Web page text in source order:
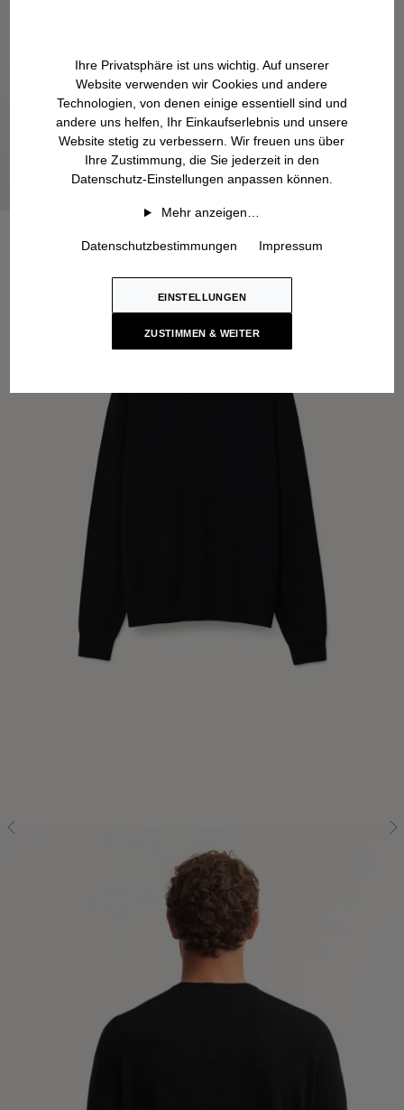
Ihre Privatsphäre ist uns wichtig. Auf unserer
Website verwenden wir Cookies und andere
Technologien, von denen einige essentiell sind und
andere uns helfen, Ihr Einkaufserlebnis und unsere
Website stetig zu verbessern. Wir freuen uns über
Ihre Zustimmung, die Sie jederzeit in den
Datenschutz-Einstellungen anpassen können.
Mehr anzeigen…
Datenschutzbestimmungen Impressum
EINSTELLUNGEN
ZUSTIMMEN & WEITER